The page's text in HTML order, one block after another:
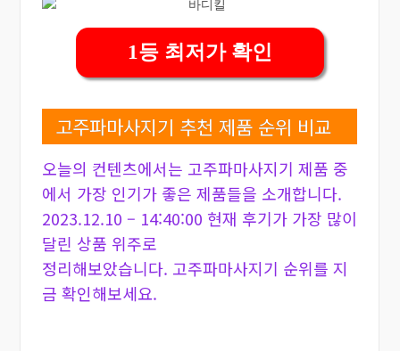
1등 최저가 확인
고주파마사지기 추천 제품 순위 비교
오늘의 컨텐츠에서는 고주파마사지기 제품 중
에서 가장 인기가 좋은 제품들을 소개합니다.
2023.12.10 – 14:40:00 현재 후기가 가장 많이
달린 상품 위주로
정리해보았습니다. 고주파마사지기 순위를 지
금 확인해보세요.